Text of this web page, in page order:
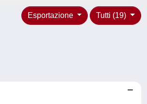
Tutti (19)
Esportazione